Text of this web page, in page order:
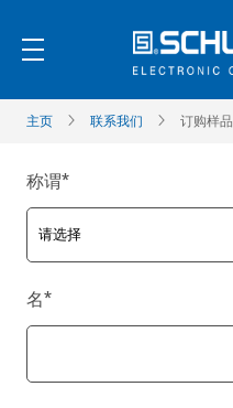
主页 联系我们 订购样品
称谓*
名*